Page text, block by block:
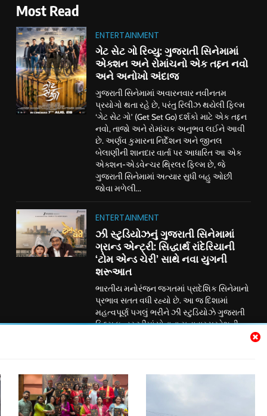
Most Read
ENTERTAINMENT
ગેટ સેટ ગો રિવ્યુ: ગુજરાતી સિનેમામાં
એક્શન અને રોમાંચનો એક તદ્દન નવો
અને અનોખો અંદાજ
ગુજરાતી સિનેમામાં અવારનવાર નવીનતમ
પ્રયોગો થતા રહે છે, પરંતુ રિલીઝ થયેલી ફિલ્મ
‘ગેટ સેટ ગો’ (Get Set Go) દર્શકો માટે એક તદ્દન
નવો, તાજો અને રોમાંચક અનુભવ લઈને આવી
છે. અર્ણવ કુમારના નિર્દેશન અને જીનલ
બેલાણીની શાનદાર વાર્તા પર આધારિત આ એક
એક્શન-એડવેન્ચર થ્રિલર ફિલ્મ છે, જે
ગુજરાતી સિનેમામાં અત્યાર સુધી બહુ ઓછી
જોવા મળેલી...
ENTERTAINMENT
ઝી સ્ટુડિયોઝનું ગુજરાતી સિનેમામાં
ગ્રાન્ડ એન્ટ્રી: સિદ્ધાર્થ રાંદેરિયાની
‘ટોમ એન્ડ ચેરી’ સાથે નવા યુગની
શરૂઆત
ભારતીય મનોરંજન જગતમાં પ્રાદેશિક સિનેમાનો
પ્રભાવ સતત વધી રહ્યો છે. આ જ દિશામાં
મહત્વપૂર્ણ પગલું ભરીને ઝી સ્ટુડિયોઝે ગુજરાતી
ફિલ્મ ઇન્ડસ્ટ્રીમાં પોતાના સત્તાવાર પ્રવેશની
એન્ડ ચેરી’ દ્વારા ઝી સ્ટુડિયોઝ હવે ગુજરાતી
સિનેમામાં પોતાની નવી ઇનિંગ્સની શરૂઆત કરી
રહ્યું છે....